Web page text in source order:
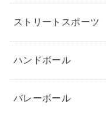
ストリートスポーツ
ハンドボール
バレーボール